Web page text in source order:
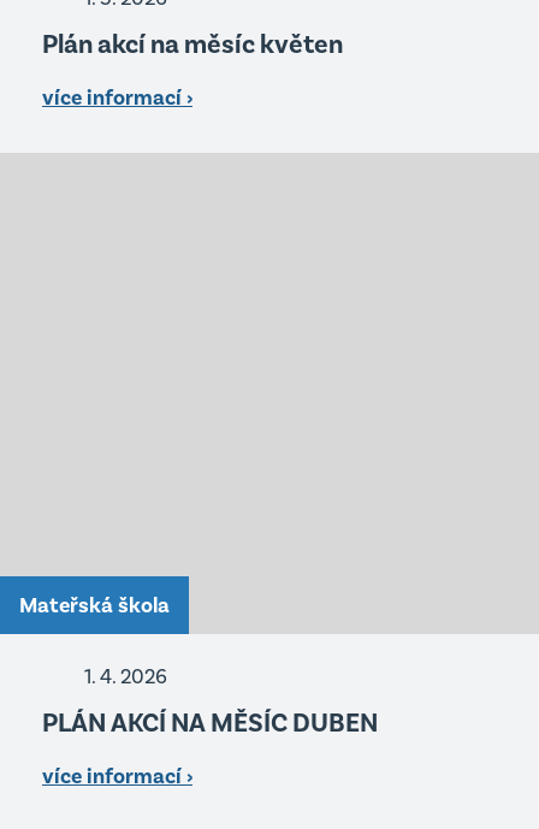
Plán akcí na měsíc květen
více informací ›
Mateřská škola
1. 4. 2026
PLÁN AKCÍ NA MĚSÍC DUBEN
více informací ›